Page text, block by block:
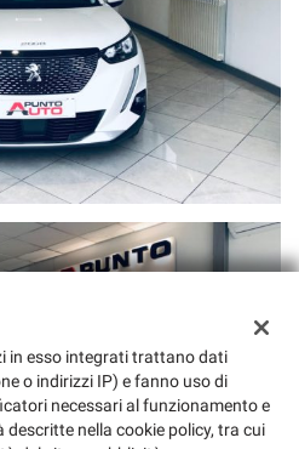
in esso integrati trattano dati
o indirizzi IP) e fanno uso di
necessari al funzionamento e
nella cookie policy, tra cui